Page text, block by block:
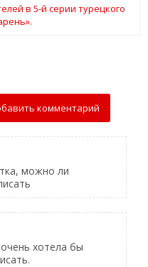
комментарий
можно ли
хотела бы